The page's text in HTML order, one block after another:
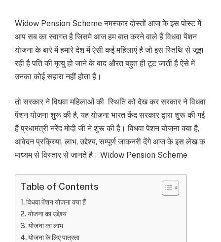
Widow Pension Scheme नमस्कार दोस्तों आज के इस पोस्ट में
आप सब का स्वागत है जिसमे आज हम बात करने वाले हैं विधवा पेंशन
योजना के बारे में हमारे देश में ऐसी कई महिलाएं है जो इस स्तिथि से जूझ
रही है पति की मृत्यु हो जाने के बाद औरत बहुत ही टूट जाती है ऐसे में
उनका कोई सहारा नहीं होता हैं।
तो सरकार ने विधवा महिलाओं की स्थिति को देख कर सरकार ने विधवा
पेंशन योजना शुरू की है, यह योजना भारत केंद सरकार द्वारा शुरू की गई
है प्रधामंत्री नरेंद मोदी जी ने शुरू की है। विधवा पेंशन योजना क्या है,
आवेदन प्रक्रिया, लाभ, उद्देश्य, सम्पूर्ण जाकनरी देंगे आज के इस लेख क
माध्यम से विस्तार से जानते है। Widow Pension Scheme
Table of Contents
विधवा पेंशन योजना क्या हैं
योजना का उद्देश्य
योजना का लाभ
योजना के लिए पात्रता